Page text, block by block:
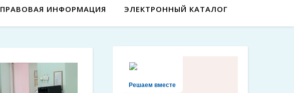
ПРАВОВАЯ ИНФОРМАЦИЯ ЭЛЕКТРОННЫЙ КАТАЛОГ
Решаем вместе